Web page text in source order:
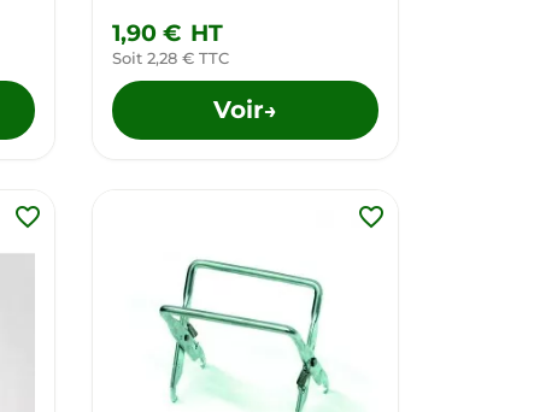
1,90 € HT
Soit 2,28 € TTC
Voir→
favorite_border favorite_border